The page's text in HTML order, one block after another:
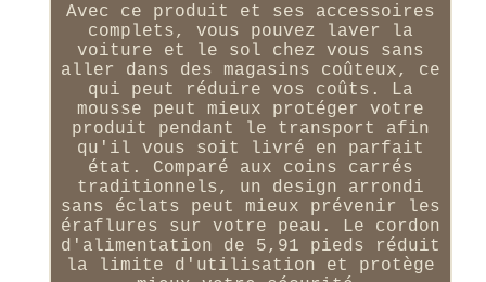
Avec ce produit et ses accessoires
complets, vous pouvez laver la
voiture et le sol chez vous sans
aller dans des magasins coûteux, ce
qui peut réduire vos coûts. La
mousse peut mieux protéger votre
produit pendant le transport afin
qu'il vous soit livré en parfait
état. Comparé aux coins carrés
traditionnels, un design arrondi
sans éclats peut mieux prévenir les
éraflures sur votre peau. Le cordon
d'alimentation de 5,91 pieds réduit
la limite d'utilisation et protège